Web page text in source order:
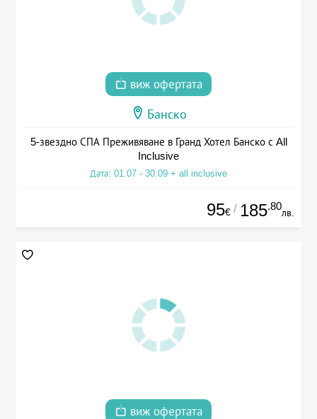
виж офертата
Банско
5-звездно СПА Преживяване в Гранд Хотел Банско с All
Inclusive
Дата: 01.07 - 30.09 + all inclusive
95€ / 185.80
лв.
виж офертата